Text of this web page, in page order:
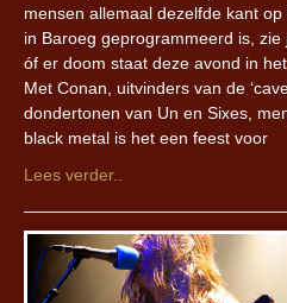
mensen allemaal dezelfde kant
in Baroeg geprogrammeerd is,
óf er doom staat deze avond in
Met Conan, uitvinders van de
dondertonen van Un en Sixes,
black metal is het een feest voor
Lees verder..